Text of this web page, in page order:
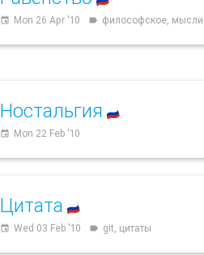
event Mon 26 Apr '10 label философское, мысли
Ностальгия 🇷🇺
event Mon 22 Feb '10
Цитата 🇷🇺
event Wed 03 Feb '10 label git, цитаты